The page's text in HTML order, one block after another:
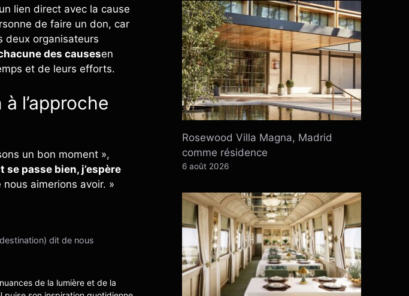
lien direct avec la cause
de faire un don, car
deux organisateurs
des causesen
et de leurs efforts.
l’approche
un bon moment »,
se passe bien, j’espère
aimerions avoir. »
dit de nous
de la lumière et de la
Rosewood Villa Magna, Madrid
comme résidence
6 août 2026